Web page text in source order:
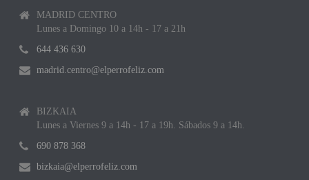
MADRID CENTRO
Lunes a Domingo 10 a 14h - 17 a 21h
644 436 630
madrid.centro@elperrofeliz.com
BIZKAIA
Lunes a Viernes 9 a 14h - 17 a 19h. Sábados 9 a 14h.
690 878 368
bizkaia@elperrofeliz.com